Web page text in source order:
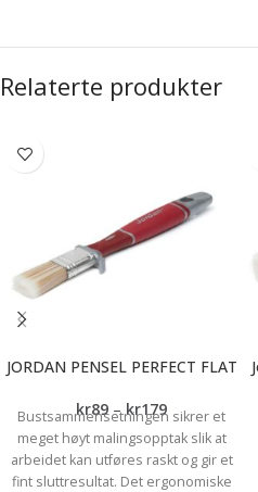
Relaterte produkter
JORDAN PENSEL PERFECT FLAT
kr89 – kr179
Bustsammensetningen sikrer et
meget høyt malingsopptak slik at
arbeidet kan utføres raskt og gir et
fint sluttresultat. Det ergonomiske